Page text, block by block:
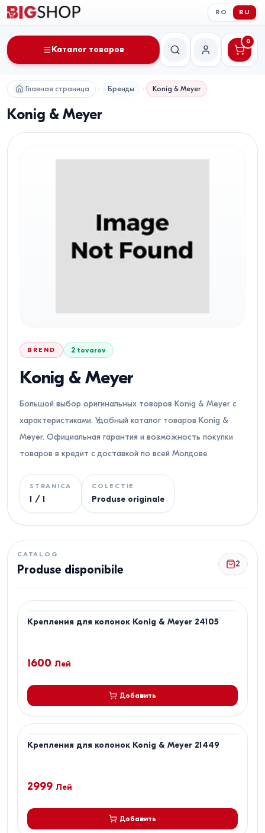
RO RU
Каталог товаров
Поиск Мой аккаунт
0
Главная страница Бренды Konig & Meyer
Konig & Meyer
BREND 2 tovarov
Konig & Meyer
Большой выбор оригинальных товаров Konig & Meyer с
характеристиками. Удобный каталог товаров Konig &
Meyer. Официальная гарантия и возможность покупки
товаров в кредит с доставкой по всей Молдове
STRANICA
1 / 1
COLECTIE
Produse originale
CATALOG
Produse disponibile 2
Крепления для колонок Konig & Meyer 24105
1600 Лей
Добавить
Крепления для колонок Konig & Meyer 21449
2999 Лей
Добавить